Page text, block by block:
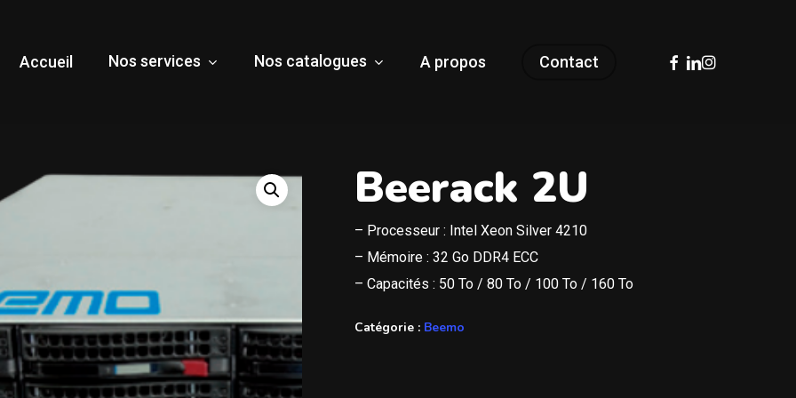
Accueil Nos services Nos catalogues A propos Contact facebook
linkedin
instagram
Beerack 2U
– Processeur : Intel Xeon Silver 4210
– Mémoire : 32 Go DDR4 ECC
– Capacités : 50 To / 80 To / 100 To / 160 To
Catégorie : Beemo